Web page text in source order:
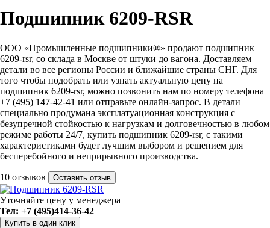
Подшипник 6209-RSR
ООО «Промышленные подшипники®» продают подшипник
6209-rsr, со склада в Москве от штуки до вагона. Доставляем
детали во все регионы России и ближайшие страны СНГ. Для
того чтобы подобрать или узнать актуальную цену на
подшипник 6209-rsr, можно позвонить нам по номеру телефона
+7 (495) 147-42-41 или отправьте онлайн-запрос. В детали
специально продумана эксплатуационная конструкция с
безупречной стойкостью к нагрузкам и долговечностью в любом
режиме работы 24/7, купить подшипник 6209-rsr, с такими
характеристиками будет лучшим выбором и решением для
бесперебойного и неприрывного производства.
10 отзывов Оставить отзыв
Уточняйте цену у менеджера
Тел: +7 (495)414-36-42
Купить в один клик